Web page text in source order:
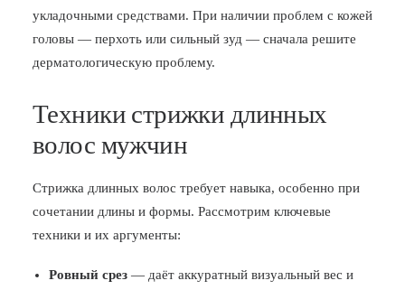
укладочными средствами. При наличии проблем с кожей
головы — перхоть или сильный зуд — сначала решите
дерматологическую проблему.
Техники стрижки длинных
волос мужчин
Стрижка длинных волос требует навыка, особенно при
сочетании длины и формы. Рассмотрим ключевые
техники и их аргументы:
Ровный срез — даёт аккуратный визуальный вес и